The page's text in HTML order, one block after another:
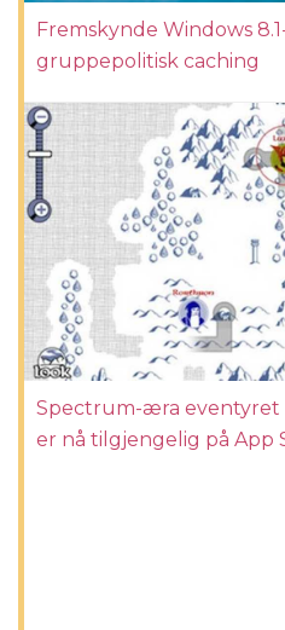
Fremskynde Windows
gruppepolitisk caching
Spectrum-æra eventyret
er nå tilgjengelig på App